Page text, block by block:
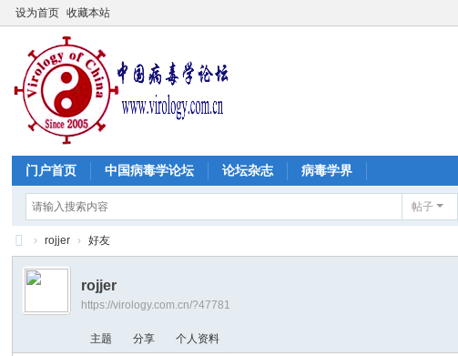
设为首页 收藏本站
门户首页 中国病毒学论坛 论坛杂志 病毒学界
帖子
中
病
› rojjer › 好友
rojjer
https://virology.com.cn/?47781
主题 分享 个人资料